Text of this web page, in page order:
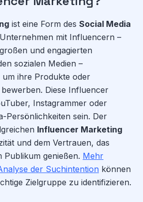
ist eine Form des Social Media
mit Influencern –
und engagierten
sozialen Medien –
um ihre Produkte oder
Diese Influencer
Instagrammer oder
Persönlichkeiten sein. Der
Influencer Marketing
und dem Vertrauen, das
genießen. Mehr
der Suchintention können
Zielgruppe zu identifizieren.